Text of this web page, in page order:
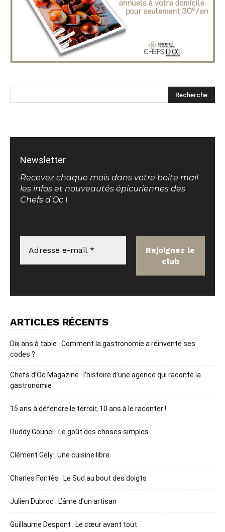
Newsletter
Recevez chaque mois dans votre boite mail
les infos et nouveautés épicuriennes des
Chefs d'Oc !
ARTICLES RÉCENTS
Dix ans à table : Comment la gastronomie a réinventé ses
codes ?
Chefs d’Oc Magazine : l’histoire d’une agence qui raconte la
gastronomie
15 ans à défendre le terroir, 10 ans à le raconter !
Ruddy Gounel : Le goût des choses simples
Clément Gely : Une cuisine libre
Charles Fontès : Le Sud au bout des doigts
Julien Dubroc : L’âme d’un artisan
Guillaume Despont : Le cœur avant tout